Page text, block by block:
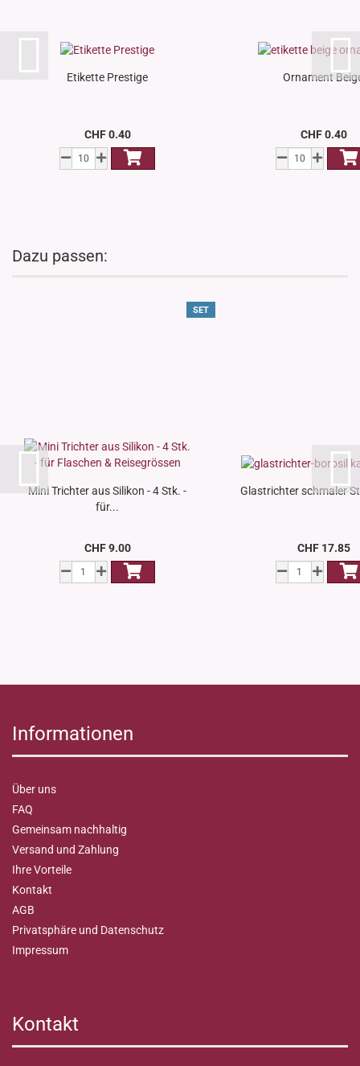
Etikette Prestige
CHF 0.40
Ornament
CHF 0.40
Dazu passen:
SET
Mini Trichter aus Silikon - 4 Stk. -
für...
CHF 9.00
Glastrichter schmaler
CHF 17.85
Informationen
Über uns
FAQ
Gemeinsam nachhaltig
Versand und Zahlung
Ihre Vorteile
Kontakt
AGB
Privatsphäre und Datenschutz
Impressum
Kontakt